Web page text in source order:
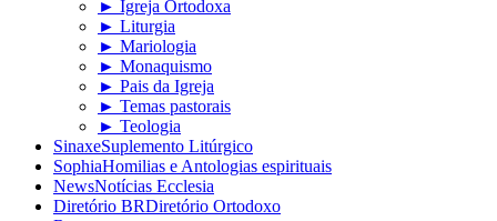
► Igreja Ortodoxa
► Liturgia
► Mariologia
► Monaquismo
► Pais da Igreja
► Temas pastorais
► Teologia
SinaxeSuplemento Litúrgico
SophiaHomilias e Antologias espirituais
NewsNotícias Ecclesia
Diretório BRDiretório Ortodoxo